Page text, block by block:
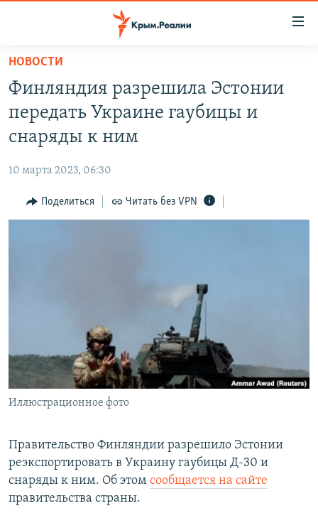
Вернуться
основному
содержанию
Вернутся
главной
навигации
Вернутся
СПЕЦПРОЕКТЫ
11 ЛЕТ ОККУПАЦИИ КРЫМА. 11 ИСТОРИЙ СОПРОТИВЛЕНИЯ
ВОДА
ЕЩЕ
ИНТЕРАКТИВ
ПОБЕДИТЕЛЕЙ НЕ СУДЯТ?
КРЫМ.НЕПОКОРЕННЫЙ
ELIFBE
УКРАИНСКАЯ ПРОБЛЕМА КРЫМА
РАДІО СВОБОДА
ПРИСОЕДИНЯЙТЕСЬ!
НОВОСТИ
Финляндия разрешила Эстонии
передать Украине гаубицы и
снаряды к ним
10 марта 2023, 06:30
Поделиться Читать без VPN
Иллюстрационное фото
Правительство Финляндии разрешило Эстонии
реэкспортировать в Украину гаубицы Д-30 и
снаряды к ним. Об этом сообщается на сайте
правительства страны.